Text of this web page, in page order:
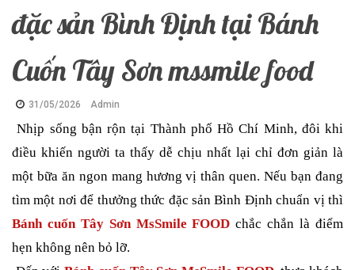
đặc sản Bình Định tại Bánh
Cuốn Tây Sơn mssmile food
31/05/2026 Admin
Nhịp sống bận rộn tại Thành phố Hồ Chí Minh, đôi khi
điều khiến người ta thấy dễ chịu nhất lại chỉ đơn giản là
một bữa ăn ngon mang hương vị thân quen. Nếu bạn đang
tìm một nơi để thưởng thức đặc sản Bình Định chuẩn vị thì
Bánh cuốn Tây Sơn MsSmile FOODchắc chắn là điểm
hẹn không nên bỏ lỡ.